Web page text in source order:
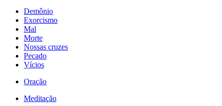
Demônio
Exorcismo
Mal
Morte
Nossas cruzes
Pecado
Vícios
Oração
Meditação